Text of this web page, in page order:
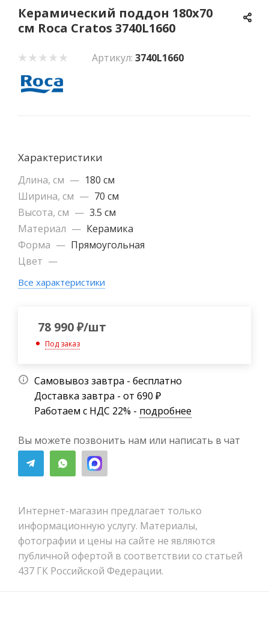
Керамический поддон 180x70
см Roca Cratos 3740L1660
Артикул: 3740L1660
Характеристики
Длина, см — 180 см
Ширина, см — 70 см
Высота, см — 3.5 см
Материал — Керамика
Форма — Прямоугольная
Цвет —
Все характеристики
78 990₽/шт
Под заказ
Самовывоз завтра - бесплатно
Доставка завтра - от 690 ₽
Работаем с НДС 22% - подробнее
Вы можете позвонить нам или написать в чат
Интернет-магазин предлагает только
информационную услугу. Материалы,
фотографии и цены на сайте не являются
публичной офертой в соответствии со статьей
437 ГК Российской Федерации.